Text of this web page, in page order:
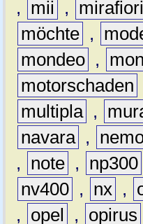
,
mii , mirafiori
möchte ,
mondeo ,
motorschaden
multipla ,
navara ,
,
note , np300
nv400 , nx ,
,
opel , opirus